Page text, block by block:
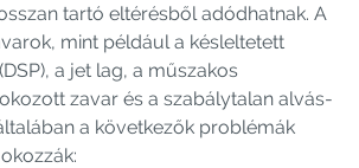
tartó eltérésből adódhatnak. A
mint például a késleltetett
a jet lag, a műszakos
zavar és a szabálytalan alvás-
a következők problémák